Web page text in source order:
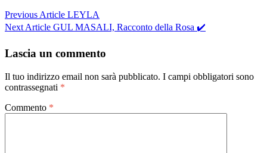
Navigazione
articoli
Previous Article LEYLA
Next Article GUL MASALI, Racconto della Rosa ✔️
Lascia un commento
Il tuo indirizzo email non sarà pubblicato. I campi obbligatori sono
contrassegnati *
Commento *